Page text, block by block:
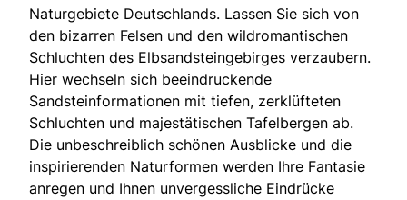
Naturgebiete Deutschlands. Lassen Sie sich von
den bizarren Felsen und den wildromantischen
Schluchten des Elbsandsteingebirges verzaubern.
Hier wechseln sich beeindruckende
Sandsteinformationen mit tiefen, zerklüfteten
Schluchten und majestätischen Tafelbergen ab.
Die unbeschreiblich schönen Ausblicke und die
inspirierenden Naturformen werden Ihre Fantasie
anregen und Ihnen unvergessliche Eindrücke